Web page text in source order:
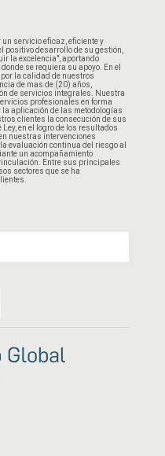
servicio eficaz, eficiente y
positivo desarrollo de su gestión,
la excelencia", aportando
se requiera su apoyo. En el
la calidad de nuestros
de mas de (20) años,
de servicios integrales. Nuestra
profesionales en forma
aplicación de las metodologías
clientes la consecución de sus
en el logro de los resultados
nuestras intervenciones
evaluación continua del riesgo al
un acompañamiento
Entre sus principales
sectores que se ha